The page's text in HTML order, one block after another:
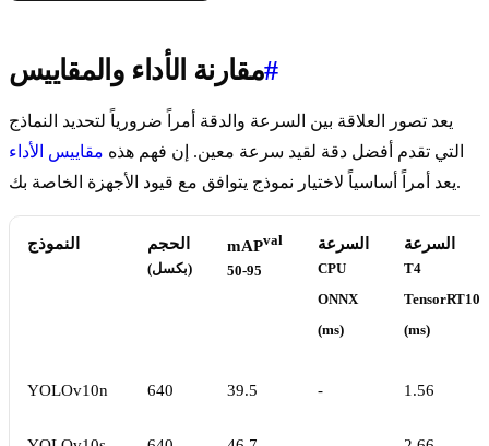
مقارنة الأداء والمقاييس#
يعد تصور العلاقة بين السرعة والدقة أمراً ضرورياً لتحديد النماذج
التي تقدم أفضل دقة لقيد سرعة معين. إن فهم هذه مقاييس الأداء
يعد أمراً أساسياً لاختيار نموذج يتوافق مع قيود الأجهزة الخاصة بك.
النموذج الحجم
(بكسل)
mAPval
50-95
السرعة
CPU
ONNX
(ms)
السرعة
T4
TensorRT10
(ms)
YOLOv10n 640 39.5 - 1.56